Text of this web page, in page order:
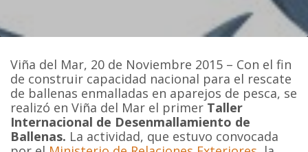
Viña del Mar, 20 de Noviembre 2015 – Con el fin
de construir capacidad nacional para el rescate
de ballenas enmalladas en aparejos de pesca, se
realizó en Viña del Mar el primer Taller
Internacional de Desenmallamiento de
Ballenas. La actividad, que estuvo convocada